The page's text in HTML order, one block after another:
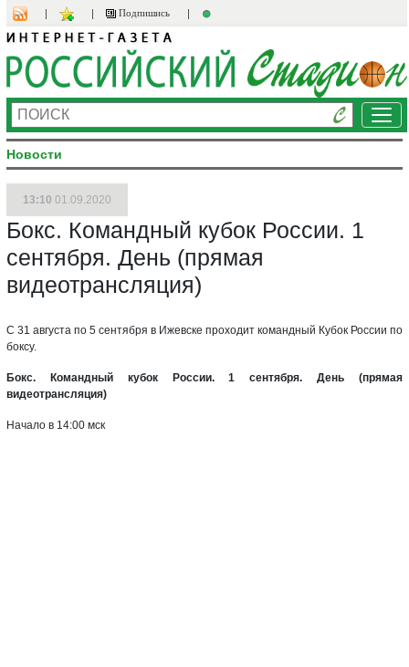
Подпишись
Новости
13:10 01.09.2020
Бокс. Командный кубок России. 1
сентября. День (прямая
видеотрансляция)
С 31 августа по 5 сентября в Ижевске проходит командный Кубок России по
боксу.
Бокс. Командный кубок России. 1 сентября. День (прямая
видеотрансляция)
Начало в 14:00 мск